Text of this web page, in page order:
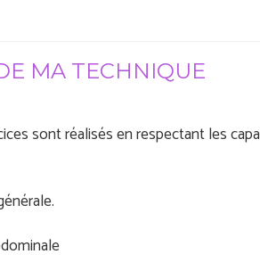
MA TECHNIQUE
sont réalisés en respectant les